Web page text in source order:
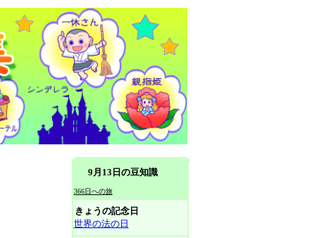
9月13日の豆知識
366日への旅
きょうの記念日
世界の法の日